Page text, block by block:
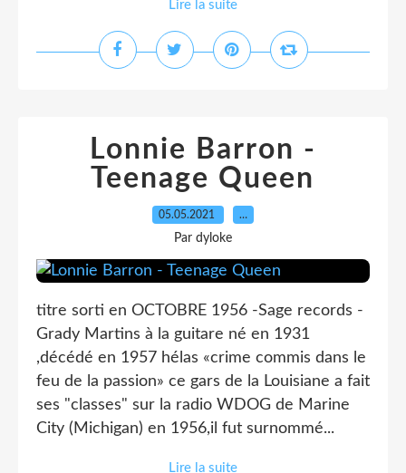
Lire la suite
Lonnie Barron -
Teenage Queen
05.05.2021 …
Par dyloke
titre sorti en OCTOBRE 1956 -Sage records -
Grady Martins à la guitare né en 1931
,décédé en 1957 hélas «crime commis dans le
feu de la passion» ce gars de la Louisiane a fait
ses "classes" sur la radio WDOG de Marine
City (Michigan) en 1956,il fut surnommé...
Lire la suite